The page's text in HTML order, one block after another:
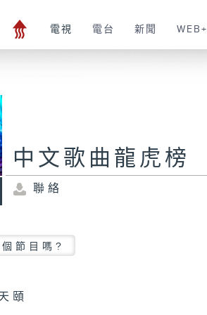
電視 電台 新聞 WEB+
中文歌曲龍虎榜
聯絡
節目嗎?
頤